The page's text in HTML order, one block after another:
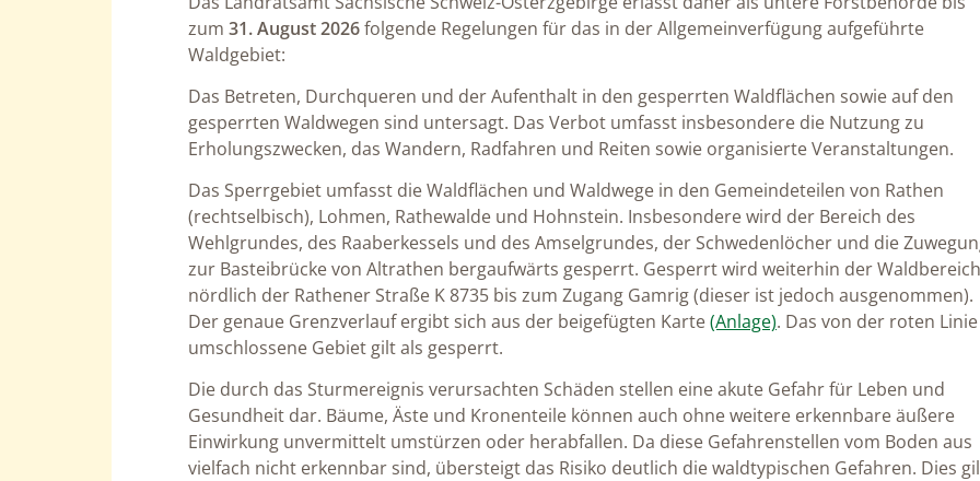
zum 31. August 2026folgende Regelungen für das in der Allgemeinverfügung aufgeführte
Waldgebiet:
Das Betreten, Durchqueren und der Aufenthalt in den gesperrten Waldflächen sowie auf den
gesperrten Waldwegen sind untersagt. Das Verbot umfasst insbesondere die Nutzung zu
Erholungszwecken, das Wandern, Radfahren und Reiten sowie organisierte Veranstaltungen.
Das Sperrgebiet umfasst die Waldflächen und Waldwege in den Gemeindeteilen von Rathen
(rechtselbisch), Lohmen, Rathewalde und Hohnstein. Insbesondere wird der Bereich des
Wehlgrundes, des Raaberkessels und des Amselgrundes, der Schwedenlöcher und die
zur Basteibrücke von Altrathen bergaufwärts gesperrt. Gesperrt wird weiterhin der Waldbereich
nördlich der Rathener Straße K 8735 bis zum Zugang Gamrig (dieser ist jedoch ausgenommen).
Der genaue Grenzverlauf ergibt sich aus der beigefügten Karte(Anlage). Das von der roten Linie
umschlossene Gebiet gilt als gesperrt.
Die durch das Sturmereignis verursachten Schäden stellen eine akute Gefahr für Leben und
Gesundheit dar. Bäume, Äste und Kronenteile können auch ohne weitere erkennbare äußere
Einwirkung unvermittelt umstürzen oder herabfallen. Da diese Gefahrenstellen vom Boden aus
vielfach nicht erkennbar sind, übersteigt das Risiko deutlich die waldtypischen Gefahren. Dies